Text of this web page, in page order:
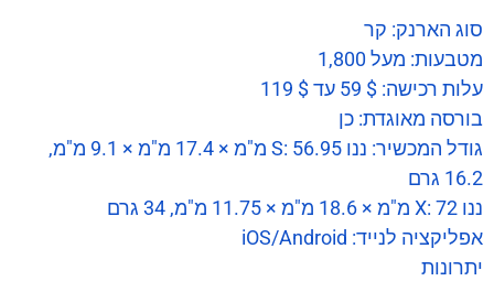
סוג הארנק: קר
מטבעות: מעל 1,800
עלות רכישה: $ 59 עד $ 119
בורסה מאוגדת: כן
גודל המכשיר: ננו S: 56.95 מ"מ × 17.4 מ"מ × 9.1 מ"מ,
16.2 גרם
ננו X: 72 מ"מ × 18.6 מ"מ × 11.75 מ"מ, 34 גרם
אפליקציה לנייד: iOS/Android
יתרונות